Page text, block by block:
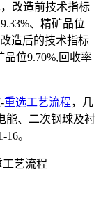
改造前技术指标
、精矿品位
造后的技术指标
品位9.70%,回收率
重选工艺流程，几
能、二次钢球及衬
。